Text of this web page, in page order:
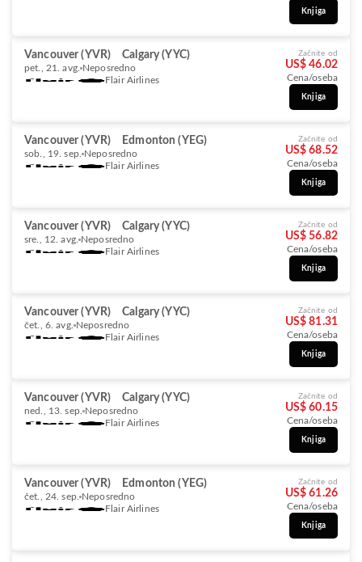
Knjiga
Vancouver (YVR) Calgary (YYC)
pet., 21. avg. Neposredno
Flair Airlines
Začnite od
US$ 46.02
Cena/oseba
Knjiga
Vancouver (YVR) Edmonton (YEG)
sob., 19. sep. Neposredno
Flair Airlines
Začnite od
US$ 68.52
Cena/oseba
Knjiga
Vancouver (YVR) Calgary (YYC)
sre., 12. avg. Neposredno
Flair Airlines
Začnite od
US$ 56.82
Cena/oseba
Knjiga
Vancouver (YVR) Calgary (YYC)
čet., 6. avg. Neposredno
Flair Airlines
Začnite od
US$ 81.31
Cena/oseba
Knjiga
Vancouver (YVR) Calgary (YYC)
ned., 13. sep. Neposredno
Flair Airlines
Začnite od
US$ 60.15
Cena/oseba
Knjiga
Vancouver (YVR) Edmonton (YEG)
čet., 24. sep. Neposredno
Flair Airlines
Začnite od
US$ 61.26
Cena/oseba
Knjiga